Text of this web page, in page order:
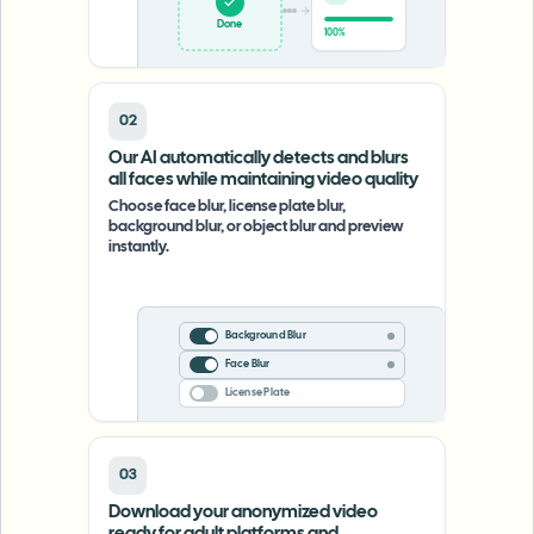
Upload
74%
02
Our AI automatically detects and blurs
all faces while maintaining video quality
Choose face blur, license plate blur,
background blur, or object blur and preview
instantly.
Background Blur
Face Blur
License Plate
03
Download your anonymized video